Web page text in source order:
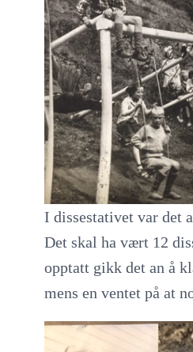
I dissestativet var det
Det skal ha vært 12
opptatt gikk det an å
mens en ventet på at